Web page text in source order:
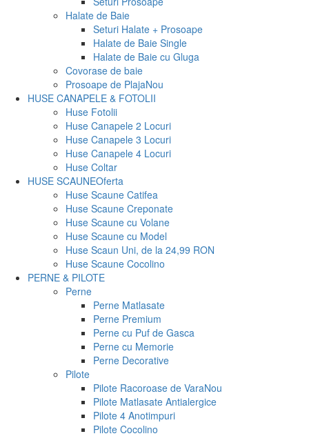
Halate de Baie
Seturi Halate + Prosoape
Halate de Baie Single
Halate de Baie cu Gluga
Covorase de baie
Prosoape de PlajaNou
HUSE CANAPELE & FOTOLII
Huse Fotolii
Huse Canapele 2 Locuri
Huse Canapele 3 Locuri
Huse Canapele 4 Locuri
Huse Coltar
HUSE SCAUNEOferta
Huse Scaune Catifea
Huse Scaune Creponate
Huse Scaune cu Volane
Huse Scaune cu Model
Huse Scaun Uni, de la 24,99 RON
Huse Scaune Cocolino
PERNE & PILOTE
Perne
Perne Matlasate
Perne Premium
Perne cu Puf de Gasca
Perne cu Memorie
Perne Decorative
Pilote
Pilote Racoroase de VaraNou
Pilote Matlasate Antialergice
Pilote 4 Anotimpuri
Pilote Cocolino